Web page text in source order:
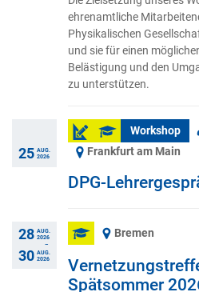
ehrenamtliche
Physikalischen
und sie für einen
Belästigung und den
zu unterstützen.
25 AUG.
2026
Workshop
Frankfurt am Main
DPG-
28 AUG.
2026
–
30 AUG.
2026
Bremen
Spätsommer